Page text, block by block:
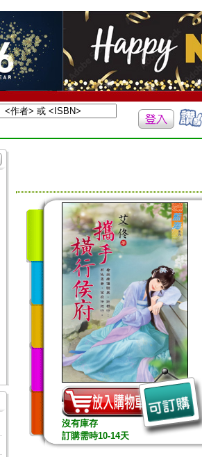
沒有庫存
訂購需時10-14天